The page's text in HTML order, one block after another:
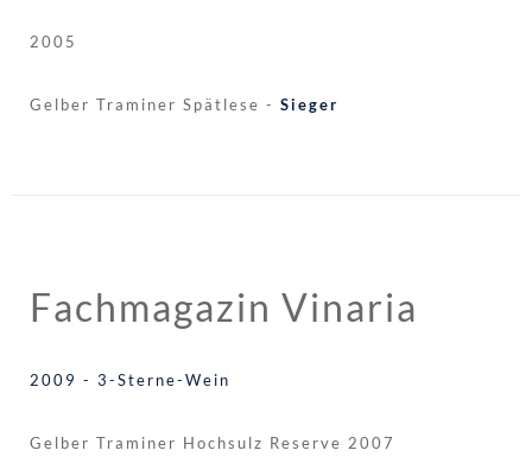
2005
Gelber Traminer Spätlese - Sieger
Fachmagazin Vinaria
2009 - 3-Sterne-Wein
Gelber Traminer Hochsulz Reserve 2007